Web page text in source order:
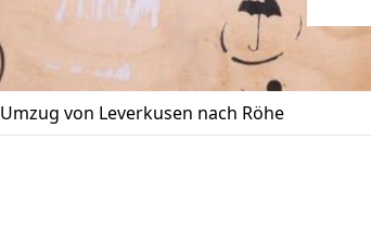
Umzug von Leverkusen nach Röhe